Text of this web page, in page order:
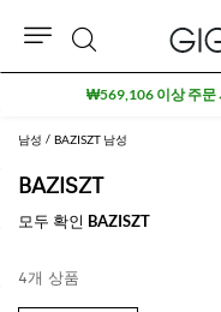
남성 BAZISZT 남성
BAZISZT
모두 확인 BAZISZT
4개 상품
검
색
₩569,106 이상 주문